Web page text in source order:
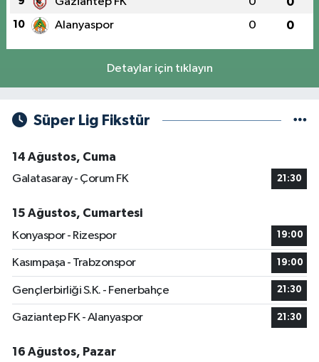
10 Alanyaspor 0 0
Detaylar için tıklayın
Süper Lig Fikstür
14 Ağustos, Cuma
Galatasaray - Çorum FK
21:30
15 Ağustos, Cumartesi
Konyaspor - Rizespor
19:00
Kasımpaşa - Trabzonspor 19:00
Gençlerbirliği S.K. - Fenerbahçe 21:30
Gaziantep FK - Alanyaspor 21:30
16 Ağustos, Pazar